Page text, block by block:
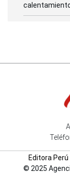
Editora Perú
© 2025